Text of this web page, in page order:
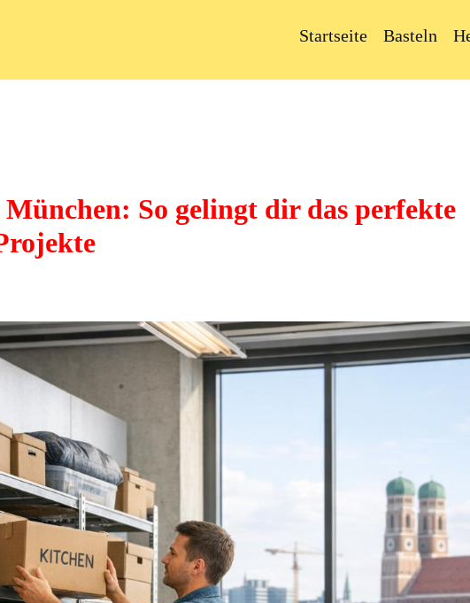
Startseite Basteln
So gelingt dir das perfekte